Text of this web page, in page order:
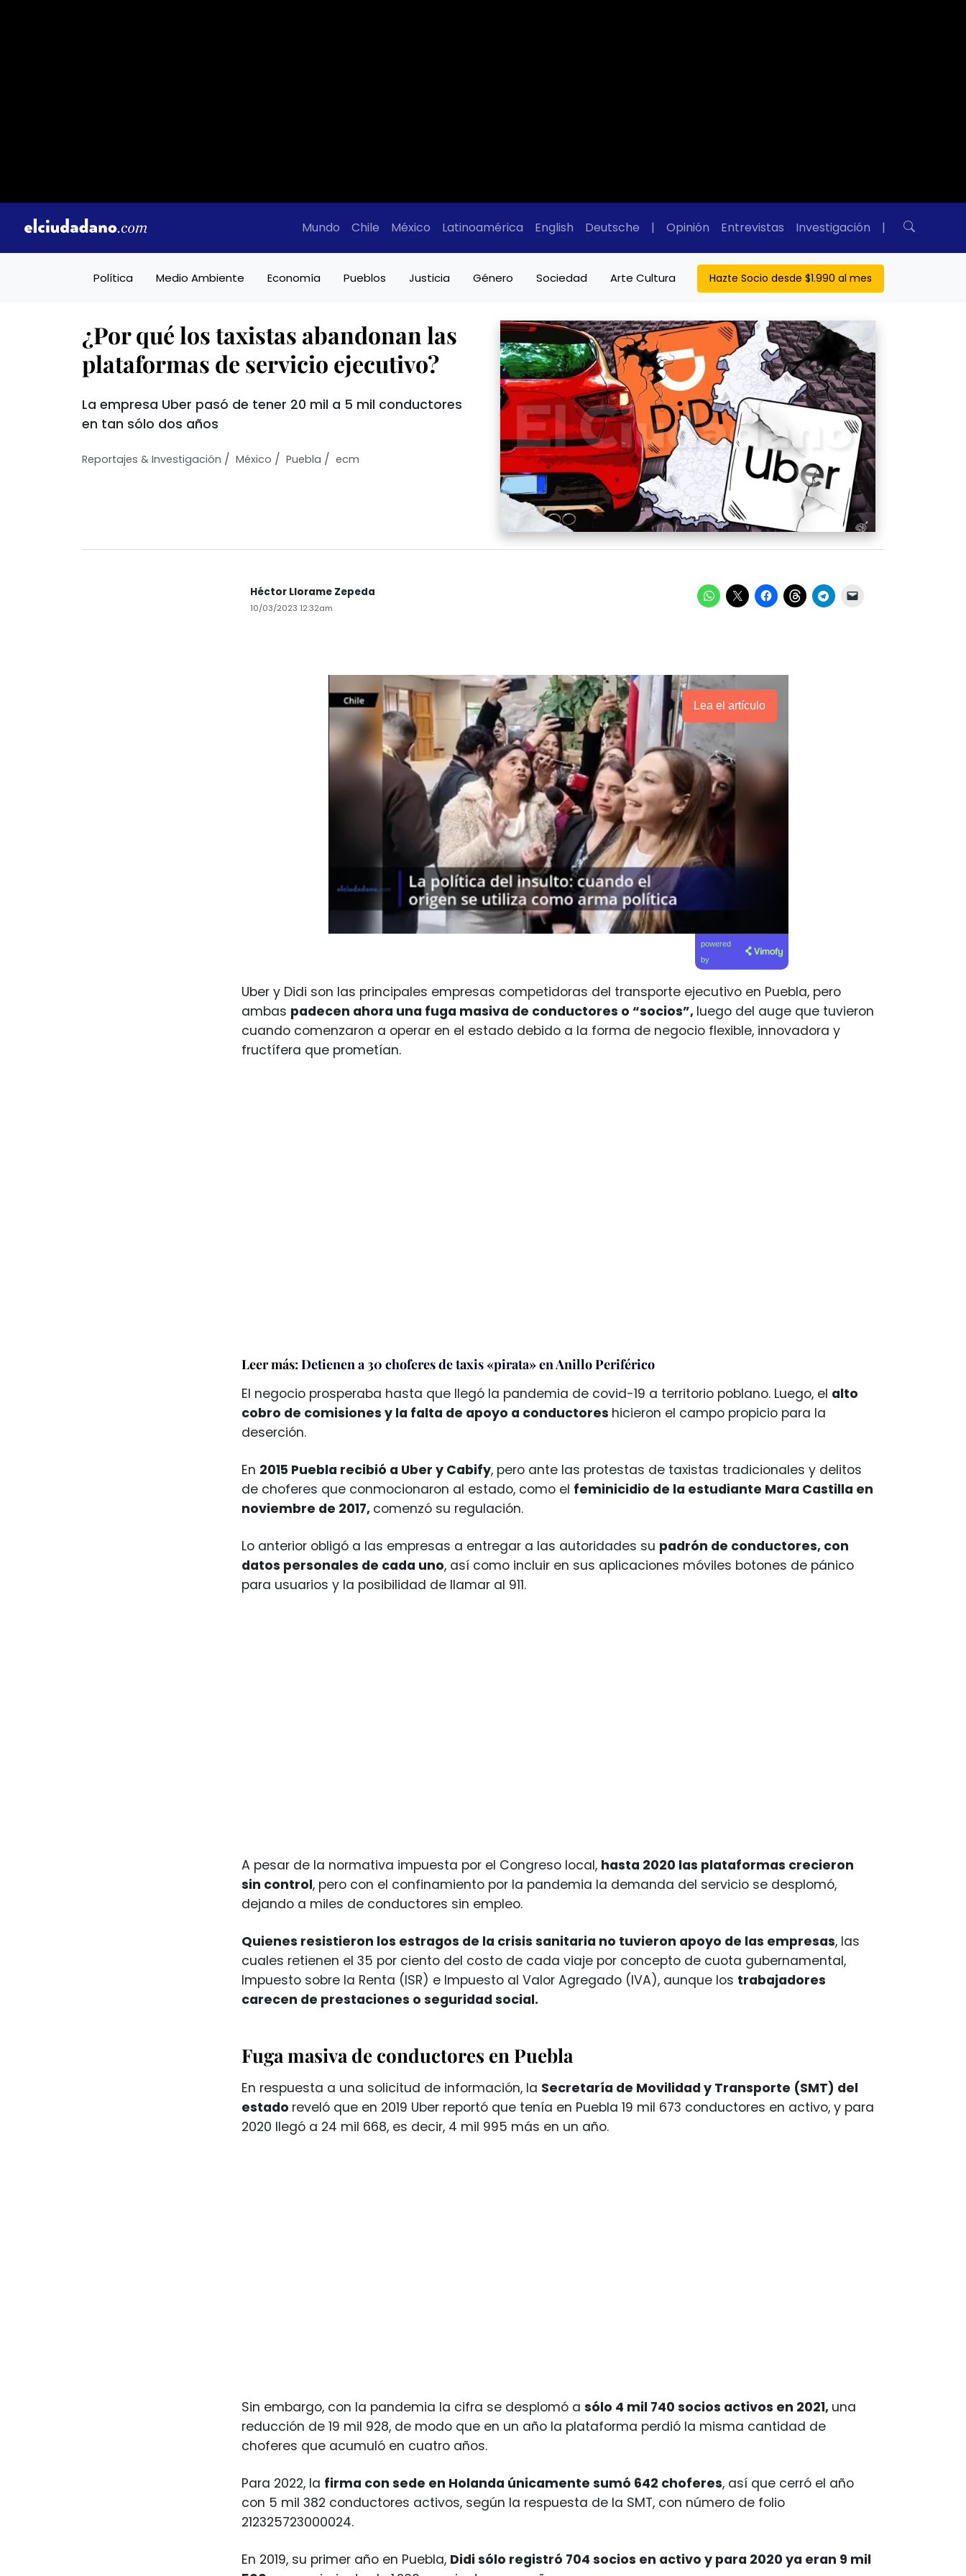
Mundo Chile México Latinoamérica English Deutsche | Opinión Entrevistas Investigación |
Política Medio Ambiente Economía Pueblos Justicia Género Sociedad Arte Cultura Hazte Socio desde $1.990 al mes
¿Por qué los taxistas abandonan las
plataformas de servicio ejecutivo?
La empresa Uber pasó de tener 20 mil a 5 mil conductores
en tan sólo dos años
Reportajes & Investigación / México / Puebla / ecm
Héctor Llorame Zepeda
10/03/2023 12:32am
Lea el artículo
powered
by
Uber y Didi son las principales empresas competidoras del transporte ejecutivo en Puebla, pero
ambas padecen ahora una fuga masiva de conductores o “socios”, luego del auge que tuvieron
cuando comenzaron a operar en el estado debido a la forma de negocio flexible, innovadora y
fructífera que prometían.
Leer más: Detienen a 30 choferes de taxis «pirata» en Anillo Periférico
El negocio prosperaba hasta que llegó la pandemia de covid-19 a territorio poblano. Luego, el alto
cobro de comisiones y la falta de apoyo a conductores hicieron el campo propicio para la
deserción.
En 2015 Puebla recibió a Uber y Cabify, pero ante las protestas de taxistas tradicionales y delitos
de choferes que conmocionaron al estado, como el feminicidio de la estudiante Mara Castilla en
noviembre de 2017, comenzó su regulación.
Lo anterior obligó a las empresas a entregar a las autoridades su padrón de conductores, con
datos personales de cada uno, así como incluir en sus aplicaciones móviles botones de pánico
para usuarios y la posibilidad de llamar al 911.
A pesar de la normativa impuesta por el Congreso local, hasta 2020 las plataformas crecieron
sin control, pero con el confinamiento por la pandemia la demanda del servicio se desplomó,
dejando a miles de conductores sin empleo.
Quienes resistieron los estragos de la crisis sanitaria no tuvieron apoyo de las empresas, las
cuales retienen el 35 por ciento del costo de cada viaje por concepto de cuota gubernamental,
Impuesto sobre la Renta (ISR) e Impuesto al Valor Agregado (IVA), aunque los trabajadores
carecen de prestaciones o seguridad social.
Fuga masiva de conductores en Puebla
En respuesta a una solicitud de información, la Secretaría de Movilidad y Transporte (SMT) del
estado reveló que en 2019 Uber reportó que tenía en Puebla 19 mil 673 conductores en activo, y para
2020 llegó a 24 mil 668, es decir, 4 mil 995 más en un año.
Sin embargo, con la pandemia la cifra se desplomó a sólo 4 mil 740 socios activos en 2021, una
reducción de 19 mil 928, de modo que en un año la plataforma perdió la misma cantidad de
choferes que acumuló en cuatro años.
Para 2022, la firma con sede en Holanda únicamente sumó 642 choferes, así que cerró el año
con 5 mil 382 conductores activos, según la respuesta de la SMT, con número de folio
212325723000024.
En 2019, su primer año en Puebla, Didi sólo registró 704 socios en activo y para 2020 ya eran 9 mil